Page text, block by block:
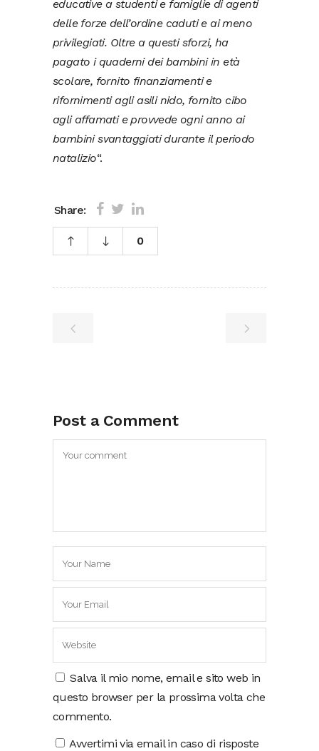
educative a studenti e famiglie di agenti
delle forze dell’ordine caduti e ai meno
privilegiati. Oltre a questi sforzi, ha
pagato i quaderni dei bambini in età
scolare, fornito finanziamenti e
rifornimenti agli asili nido, fornito cibo
agli affamati e provvede ogni anno ai
bambini svantaggiati durante il periodo
natalizio“.
Share:
0
Post a Comment
Salva il mio nome, email e sito web in
questo browser per la prossima volta che
commento.
Avvertimi via email in caso di risposte